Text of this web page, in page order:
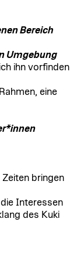
Bereich
Umgebung
ihn vorfinden
eine
bringen
Interessen
des Kuki